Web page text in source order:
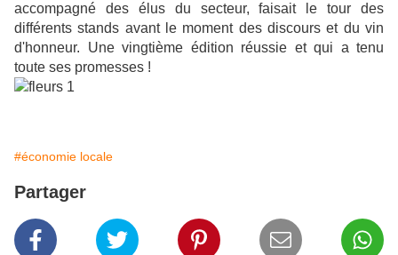
accompagné des élus du secteur, faisait le tour des
différents stands avant le moment des discours et du vin
d'honneur. Une vingtième édition réussie et qui a tenu
toute ses promesses !
#économie locale
Partager